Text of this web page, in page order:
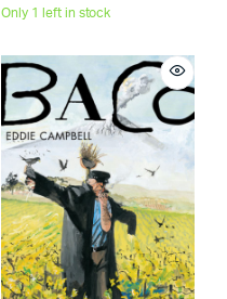
Only 1 left in stock